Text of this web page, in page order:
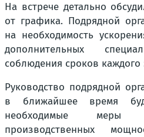
На встрече детально
от графика. Подрядной
на необходимость
дополнительных
соблюдения сроков каждого
Руководство подрядной
в ближайшее время
необходимые меры
производственных